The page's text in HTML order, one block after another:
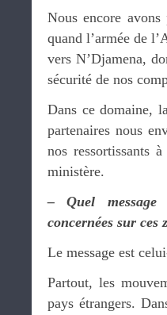
Nous encore
quand l’armée de
vers N’Djamena,
sécurité de nos
Dans ce domaine,
partenaires nous
nos ressortissants
ministère.
– Quel message
concernées sur ces
Le message est
Partout, les
pays étrangers.